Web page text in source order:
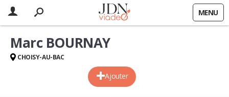
MENU
Ajouter
Marc BOURNAY
CHOISY-AU-BAC